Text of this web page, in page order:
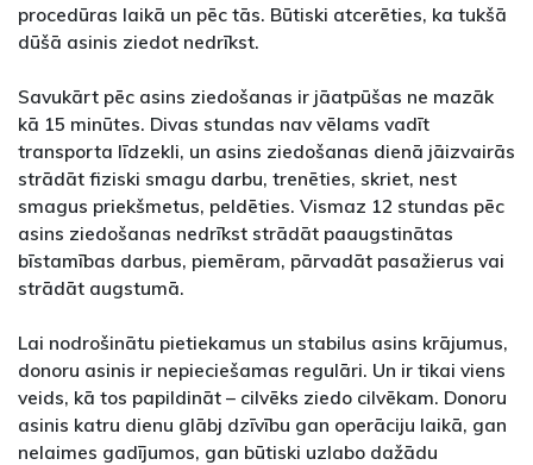
procedūras laikā un pēc tās. Būtiski atcerēties, ka tukšā
dūšā asinis ziedot nedrīkst.
Savukārt pēc asins ziedošanas ir jāatpūšas ne mazāk
kā 15 minūtes. Divas stundas nav vēlams vadīt
transporta līdzekli, un asins ziedošanas dienā jāizvairās
strādāt fiziski smagu darbu, trenēties, skriet, nest
smagus priekšmetus, peldēties. Vismaz 12 stundas pēc
asins ziedošanas nedrīkst strādāt paaugstinātas
bīstamības darbus, piemēram, pārvadāt pasažierus vai
strādāt augstumā.
Lai nodrošinātu pietiekamus un stabilus asins krājumus,
donoru asinis ir nepieciešamas regulāri. Un ir tikai viens
veids, kā tos papildināt – cilvēks ziedo cilvēkam. Donoru
asinis katru dienu glābj dzīvību gan operāciju laikā, gan
nelaimes gadījumos, gan būtiski uzlabo dažādu